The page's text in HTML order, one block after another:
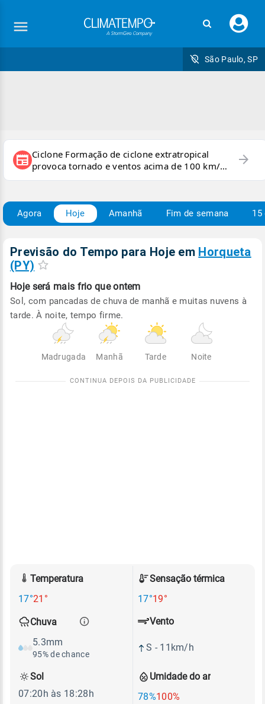
seu
São Paulo, SP
newspaper Ciclone Formação de ciclone extratropical
provoca tornado e ventos acima de 100 km/h
no RS
arrow_forward
Agora Hoje Amanhã Fim de semana 15
Previsão do Tempo para Hoje em Horqueta
(PY)
Hoje será mais frio que ontem
Sol, com pancadas de chuva de manhã e muitas nuvens à
tarde. À noite, tempo firme.
Madrugada Manhã Tarde Noite
Temperatura
17°21°
Sensação térmica
17°19°
Chuva
5.3mm
95% de chance
Umidade do ar
78%100%
Vento
S - 11km/h
Sol
07:20h às 18:28h